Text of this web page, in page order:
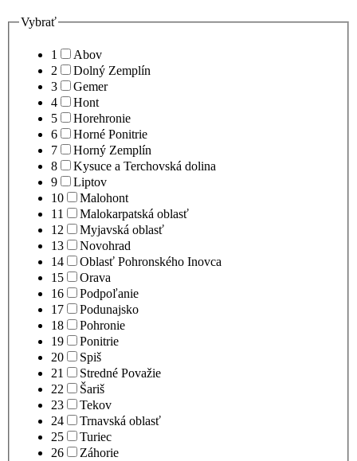
Vybrať
1
Abov
2
Dolný Zemplín
3
Gemer
4
Hont
5
Horehronie
6
Horné Ponitrie
7
Horný Zemplín
8
Kysuce a Terchovská dolina
9
Liptov
10
Malohont
11
Malokarpatská oblasť
12
Myjavská oblasť
13
Novohrad
14
Oblasť Pohronského Inovca
15
Orava
16
Podpoľanie
17
Podunajsko
18
Pohronie
19
Ponitrie
20
Spiš
21
Stredné Považie
22
Šariš
23
Tekov
24
Trnavská oblasť
25
Turiec
26
Záhorie